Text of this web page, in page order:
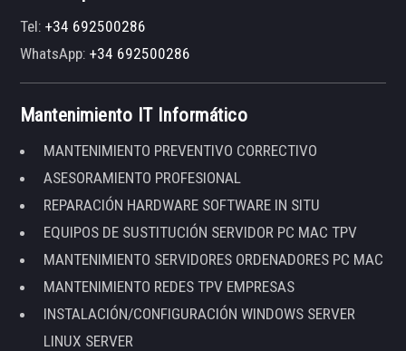
Tel:+34 692500286
WhatsApp:+34 692500286
Mantenimiento IT Informático
MANTENIMIENTO PREVENTIVO CORRECTIVO
ASESORAMIENTO PROFESIONAL
REPARACIÓN HARDWARE SOFTWARE IN SITU
EQUIPOS DE SUSTITUCIÓN SERVIDOR PC MAC TPV
MANTENIMIENTO SERVIDORES ORDENADORES PC MAC
MANTENIMIENTO REDES TPV EMPRESAS
INSTALACIÓN/CONFIGURACIÓN WINDOWS SERVER
LINUX SERVER